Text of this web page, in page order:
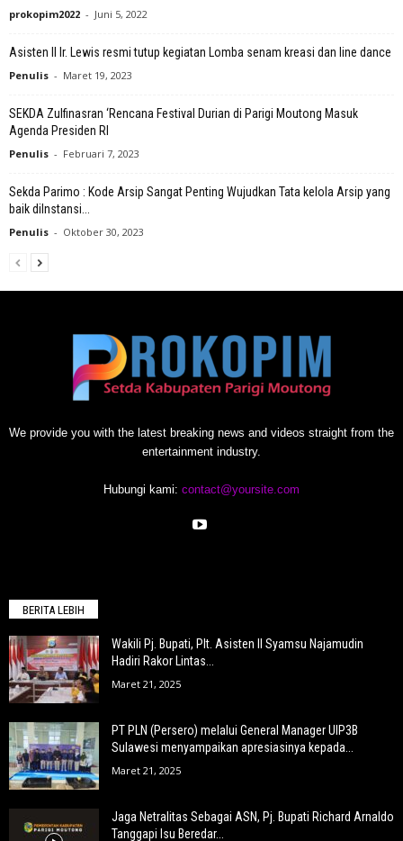
prokopim2022 - Juni 5, 2022
Asisten II Ir. Lewis resmi tutup kegiatan Lomba senam kreasi dan line dance
Penulis - Maret 19, 2023
SEKDA Zulfinasran ‘Rencana Festival Durian di Parigi Moutong Masuk
Agenda Presiden RI
Penulis - Februari 7, 2023
Sekda Parimo : Kode Arsip Sangat Penting Wujudkan Tata kelola Arsip yang
baik diInstansi...
Penulis - Oktober 30, 2023
We provide you with the latest breaking news and videos straight from the
entertainment industry.
Hubungi kami: contact@yoursite.com
BERITA LEBIH
Wakili Pj. Bupati, Plt. Asisten II Syamsu Najamudin
Hadiri Rakor Lintas...
Maret 21, 2025
PT PLN (Persero) melalui General Manager UIP3B
Sulawesi menyampaikan apresiasinya kepada...
Maret 21, 2025
Jaga Netralitas Sebagai ASN, Pj. Bupati Richard Arnaldo
Tanggapi Isu Beredar...